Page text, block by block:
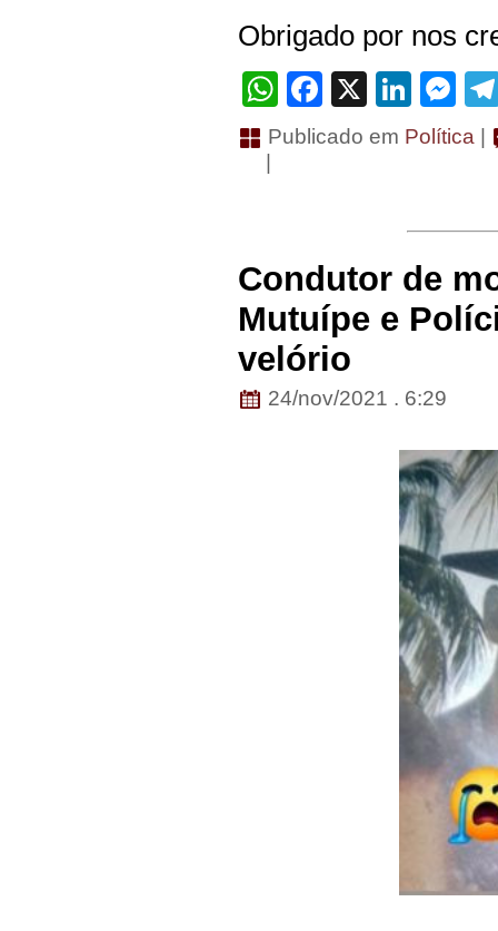
Obrigado por nos
WhatsApp
Facebook
X
Publicado em Política
Condutor de
Mutuípe e
velório
24/nov/2021 . 6:29